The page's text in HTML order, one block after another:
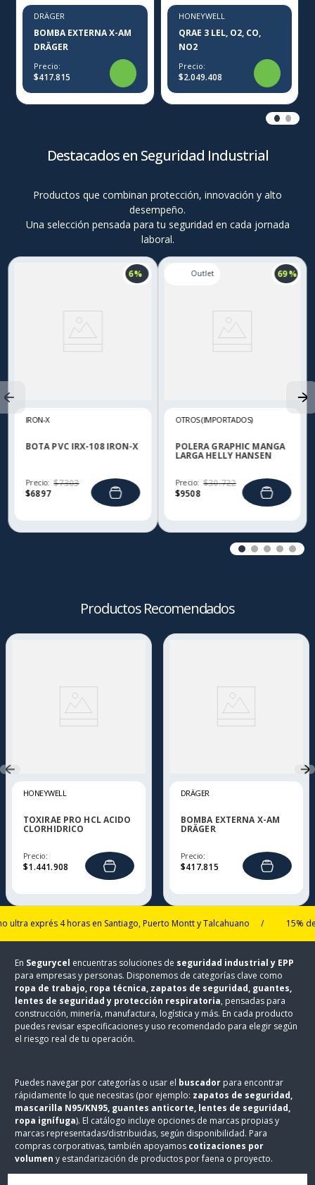
DRÄGER
BOMBA EXTERNA X-AM
DRÄGER
Precio:
$417.815
HONEYWELL
QRAE 3 LEL, O2, CO,
NO2
Precio:
$2.049.408
Destacados en Seguridad Industrial
Productos que combinan protección, innovación y alto
desempeño.
Una selección pensada para tu seguridad en cada jornada
laboral.
6 %
IRON-X
BOTA PVC IRX-108 IRON-X
Precio:
$6897
$7303
69 %
OTROS (IMPORTADOS)
POLERA GRAPHIC MANGA
LARGA HELLY HANSEN
Precio:
$9508
$30.722
Productos Recomendados
HONEYWELL
TOXIRAE PRO HCL ACIDO
CLORHIDRICO
Precio:
$1.441.908
DRÄGER
BOMBA EXTERNA X-AM
DRÄGER
Precio:
$417.815
exprés 4 horas en Santiago, Puerto Montt y Talcahuano / 15% de
En Segurycel encuentras soluciones de seguridad industrial y EPP
para empresas y personas. Disponemos de categorías clave como
ropa de trabajo, ropa técnica, zapatos de seguridad, guantes,
lentes de seguridad y protección respiratoria, pensadas para
construcción, minería, manufactura, logística y más. En cada producto
puedes revisar especificaciones y uso recomendado para elegir según
el riesgo real de tu operación.
Puedes navegar por categorías o usar el buscador para encontrar
rápidamente lo que necesitas (por ejemplo: zapatos de seguridad,
mascarilla N95/KN95, guantes anticorte, lentes de seguridad,
ropa ignífuga). El catálogo incluye opciones de marcas propias y
marcas representadas/distribuidas, según disponibilidad. Para
compras corporativas, también apoyamos cotizaciones por
volumen y estandarización de productos por faena o proyecto.